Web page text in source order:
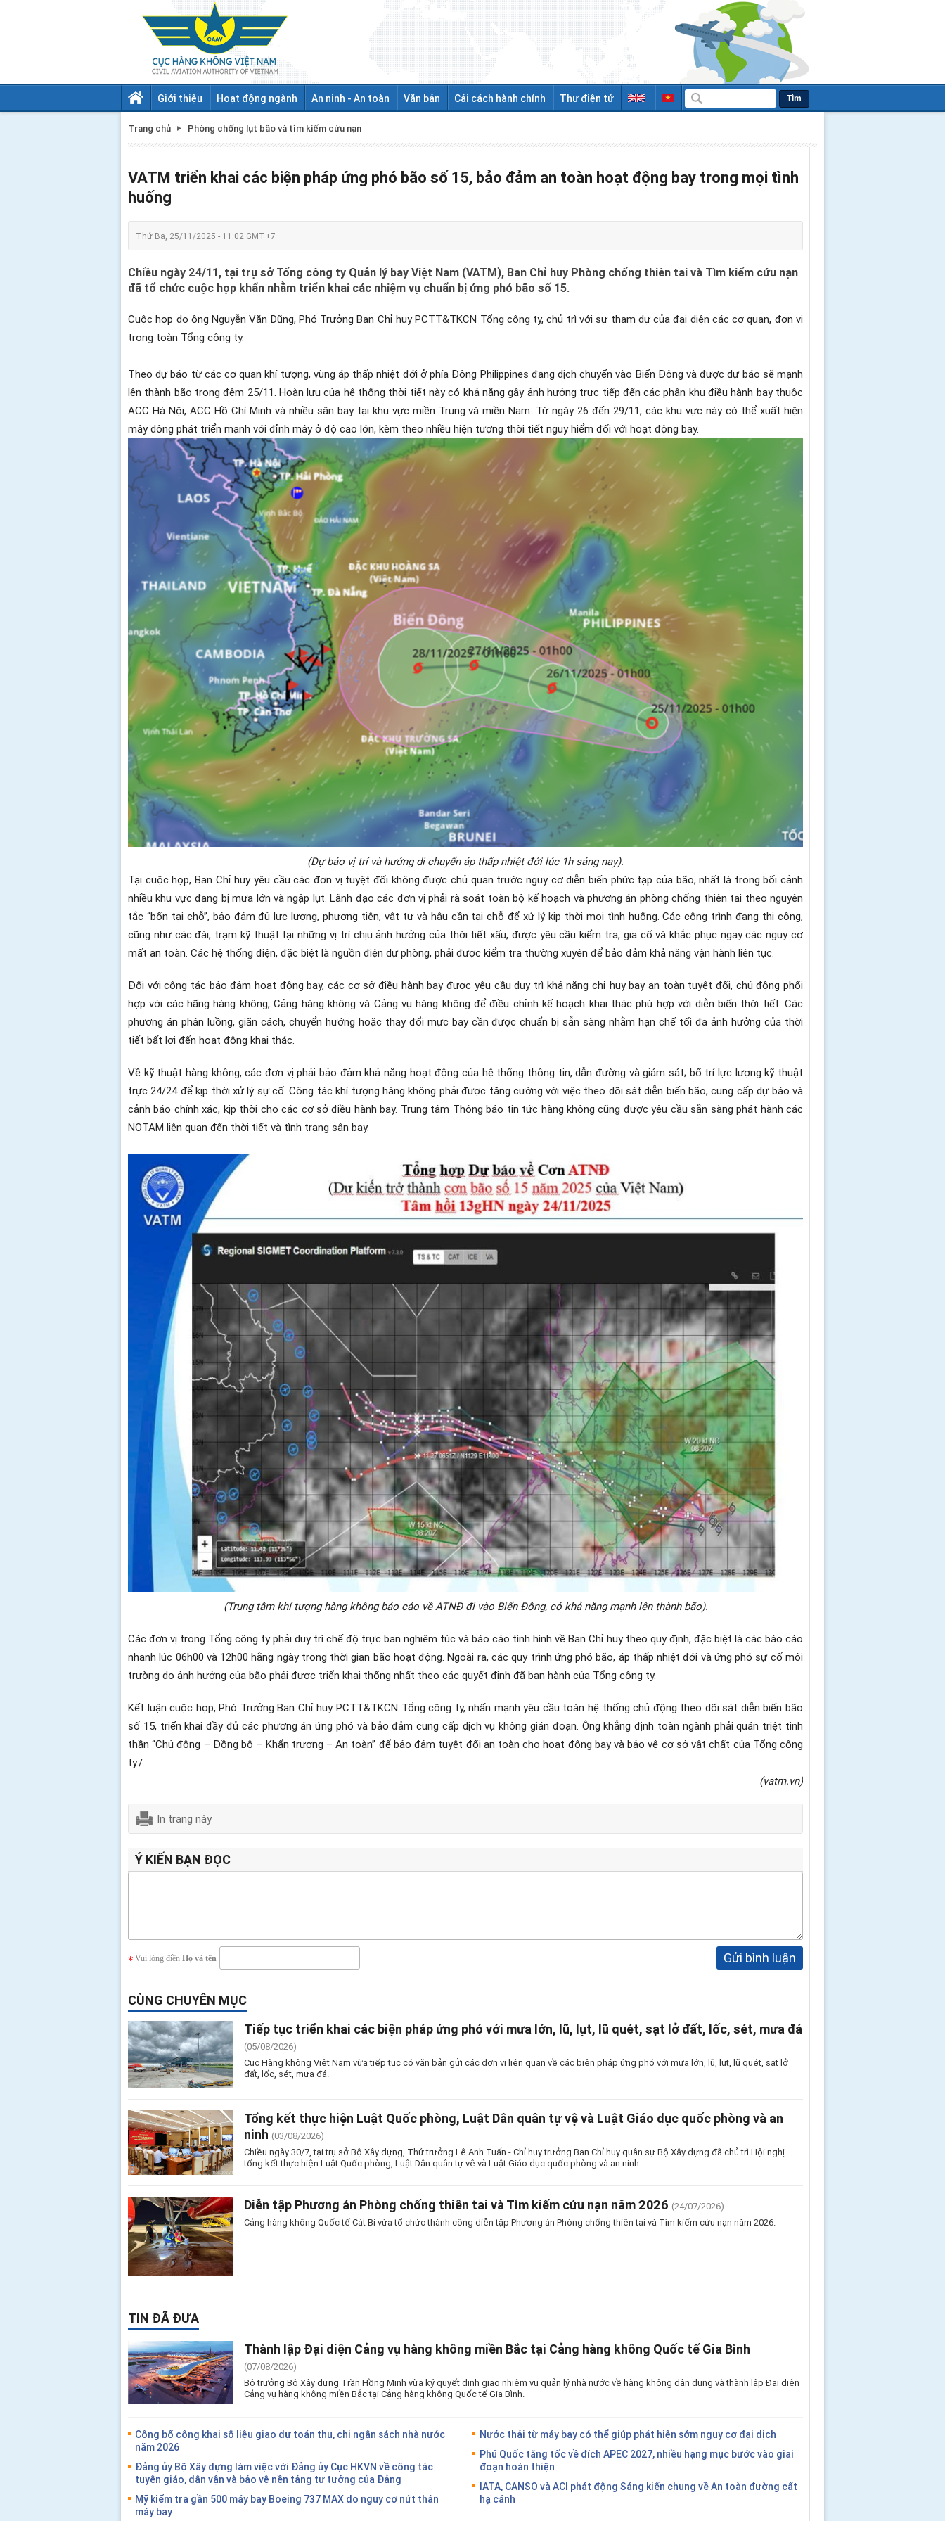
Giới thiệu Hoạt động ngành An ninh - An toàn Văn bản Cải cách hành chính Thư điện tử Tìm
Trang chủ Phòng chống lụt bão và tìm kiếm cứu nạn
VATM triển khai các biện pháp ứng phó bão số 15, bảo đảm an toàn hoạt động bay trong mọi tình
huống
Thứ Ba, 25/11/2025 - 11:02 GMT+7
Chiều ngày 24/11, tại trụ sở Tổng công ty Quản lý bay Việt Nam (VATM), Ban Chỉ huy Phòng chống thiên tai và Tìm kiếm cứu nạn
đã tổ chức cuộc họp khẩn nhằm triển khai các nhiệm vụ chuẩn bị ứng phó bão số 15.
Cuộc họp do ông Nguyễn Văn Dũng, Phó Trưởng Ban Chỉ huy PCTT&TKCN Tổng công ty, chủ trì với sự tham dự của đại diện các cơ quan, đơn vị
trong toàn Tổng công ty.
Theo dự báo từ các cơ quan khí tượng, vùng áp thấp nhiệt đới ở phía Đông Philippines đang dịch chuyển vào Biển Đông và được dự báo sẽ mạnh
lên thành bão trong đêm 25/11. Hoàn lưu của hệ thống thời tiết này có khả năng gây ảnh hưởng trực tiếp đến các phân khu điều hành bay thuộc
ACC Hà Nội, ACC Hồ Chí Minh và nhiều sân bay tại khu vực miền Trung và miền Nam. Từ ngày 26 đến 29/11, các khu vực này có thể xuất hiện
mây dông phát triển mạnh với đỉnh mây ở độ cao lớn, kèm theo nhiều hiện tượng thời tiết nguy hiểm đối với hoạt động bay.
(Dự báo vị trí và hướng di chuyển áp thấp nhiệt đới lúc 1h sáng nay).
Tại cuộc họp, Ban Chỉ huy yêu cầu các đơn vị tuyệt đối không được chủ quan trước nguy cơ diễn biến phức tạp của bão, nhất là trong bối cảnh
nhiều khu vực đang bị mưa lớn và ngập lụt. Lãnh đạo các đơn vị phải rà soát toàn bộ kế hoạch và phương án phòng chống thiên tai theo nguyên
tắc “bốn tại chỗ”, bảo đảm đủ lực lượng, phương tiện, vật tư và hậu cần tại chỗ để xử lý kịp thời mọi tình huống. Các công trình đang thi công,
cũng như các đài, trạm kỹ thuật tại những vị trí chịu ảnh hưởng của thời tiết xấu, được yêu cầu kiểm tra, gia cố và khắc phục ngay các nguy cơ
mất an toàn. Các hệ thống điện, đặc biệt là nguồn điện dự phòng, phải được kiểm tra thường xuyên để bảo đảm khả năng vận hành liên tục.
Đối với công tác bảo đảm hoạt động bay, các cơ sở điều hành bay được yêu cầu duy trì khả năng chỉ huy bay an toàn tuyệt đối, chủ động phối
hợp với các hãng hàng không, Cảng hàng không và Cảng vụ hàng không để điều chỉnh kế hoạch khai thác phù hợp với diễn biến thời tiết. Các
phương án phân luồng, giãn cách, chuyển hướng hoặc thay đổi mực bay cần được chuẩn bị sẵn sàng nhằm hạn chế tối đa ảnh hưởng của thời
tiết bất lợi đến hoạt động khai thác.
Về kỹ thuật hàng không, các đơn vị phải bảo đảm khả năng hoạt động của hệ thống thông tin, dẫn đường và giám sát; bố trí lực lượng kỹ thuật
trực 24/24 để kịp thời xử lý sự cố. Công tác khí tượng hàng không phải được tăng cường với việc theo dõi sát diễn biến bão, cung cấp dự báo và
cảnh báo chính xác, kịp thời cho các cơ sở điều hành bay. Trung tâm Thông báo tin tức hàng không cũng được yêu cầu sẵn sàng phát hành các
NOTAM liên quan đến thời tiết và tình trạng sân bay.
(Trung tâm khí tượng hàng không báo cáo về ATNĐ đi vào Biển Đông, có khả năng mạnh lên thành bão).
Các đơn vị trong Tổng công ty phải duy trì chế độ trực ban nghiêm túc và báo cáo tình hình về Ban Chỉ huy theo quy định, đặc biệt là các báo cáo
nhanh lúc 06h00 và 12h00 hằng ngày trong thời gian bão hoạt động. Ngoài ra, các quy trình ứng phó bão, áp thấp nhiệt đới và ứng phó sự cố môi
trường do ảnh hưởng của bão phải được triển khai thống nhất theo các quyết định đã ban hành của Tổng công ty.
Kết luận cuộc họp, Phó Trưởng Ban Chỉ huy PCTT&TKCN Tổng công ty, nhấn mạnh yêu cầu toàn hệ thống chủ động theo dõi sát diễn biến bão
số 15, triển khai đầy đủ các phương án ứng phó và bảo đảm cung cấp dịch vụ không gián đoạn. Ông khẳng định toàn ngành phải quán triệt tinh
thần “Chủ động – Đồng bộ – Khẩn trương – An toàn” để bảo đảm tuyệt đối an toàn cho hoạt động bay và bảo vệ cơ sở vật chất của Tổng công
ty./.
(vatm.vn)
In trang này
Ý KIẾN BẠN ĐỌC
Vui lòng điền Họ và tên Gửi bình luận
CÙNG CHUYÊN MỤC
Tiếp tục triển khai các biện pháp ứng phó với mưa lớn, lũ, lụt, lũ quét, sạt lở đất, lốc, sét, mưa đá
(05/08/2026)
Cục Hàng không Việt Nam vừa tiếp tục có văn bản gửi các đơn vị liên quan về các biện pháp ứng phó với mưa lớn, lũ, lụt, lũ quét, sạt lở
đất, lốc, sét, mưa đá.
Tổng kết thực hiện Luật Quốc phòng, Luật Dân quân tự vệ và Luật Giáo dục quốc phòng và an
ninh (03/08/2026)
Chiều ngày 30/7, tại trụ sở Bộ Xây dựng, Thứ trưởng Lê Anh Tuấn - Chỉ huy trưởng Ban Chỉ huy quân sự Bộ Xây dựng đã chủ trì Hội nghị
tổng kết thực hiện Luật Quốc phòng, Luật Dân quân tự vệ và Luật Giáo dục quốc phòng và an ninh.
Diễn tập Phương án Phòng chống thiên tai và Tìm kiếm cứu nạn năm 2026 (24/07/2026)
Cảng hàng không Quốc tế Cát Bi vừa tổ chức thành công diễn tập Phương án Phòng chống thiên tai và Tìm kiếm cứu nạn năm 2026.
TIN ĐÃ ĐƯA
Thành lập Đại diện Cảng vụ hàng không miền Bắc tại Cảng hàng không Quốc tế Gia Bình
(07/08/2026)
Bộ trưởng Bộ Xây dựng Trần Hồng Minh vừa ký quyết định giao nhiệm vụ quản lý nhà nước về hàng không dân dụng và thành lập Đại diện
Cảng vụ hàng không miền Bắc tại Cảng hàng không Quốc tế Gia Bình.
Công bố công khai số liệu giao dự toán thu, chi ngân sách nhà nước
năm 2026
Đảng ủy Bộ Xây dựng làm việc với Đảng ủy Cục HKVN về công tác
tuyên giáo, dân vận và bảo vệ nền tảng tư tưởng của Đảng
Mỹ kiểm tra gần 500 máy bay Boeing 737 MAX do nguy cơ nứt thân
máy bay
Nước thải từ máy bay có thể giúp phát hiện sớm nguy cơ đại dịch
Phú Quốc tăng tốc về đích APEC 2027, nhiều hạng mục bước vào giai
đoạn hoàn thiện
IATA, CANSO và ACI phát động Sáng kiến chung về An toàn đường cất
hạ cánh